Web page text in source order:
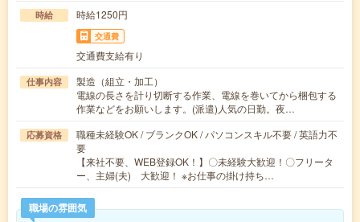
時給 時給1250円
交通費
交通費支給有り
仕事内容
製造（組立・加工）
電線の長さを計り切断する作業、電線を巻いてから梱包する
作業などをお願いします。(派遣)人気の日勤。夜…
応募資格
職種未経験OK / ブランクOK / パソコンスキル不要 / 英語力不
要
【来社不要、WEB登録OK！】〇未経験大歓迎！〇フリータ
ー、主婦(夫) 大歓迎！ ※お仕事の掛け持ち…
職場の雰囲気